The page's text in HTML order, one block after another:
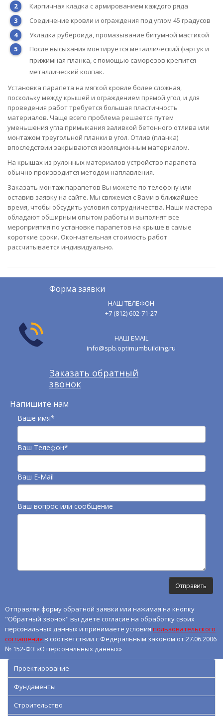
Кирпичная кладка с армированием каждого ряда
Соединение кровли и ограждения под углом 45 градусов
Укладка рубероида, промазывание битумной мастикой
После высыхания монтируется металлический фартук и
прижимная планка, с помощью саморезов крепится
металлический колпак.
Установка парапета на мягкой кровле более сложная,
поскольку между крышей и ограждением прямой угол, и для
проведения работ требуется большая пластичность
материалов. Чаще всего проблема решается путем
уменьшения угла примыкания заливкой бетонного отлива или
монтажом треугольной планки в угол. Отлив (планка)
впоследствии закрываются изоляционным материалом.
На крышах из рулонных материалов устройство парапета
обычно производится методом наплавления.
Заказать монтаж парапетов Вы можете по телефону или
оставив заявку на сайте. Мы свяжемся с Вами в ближайшее
время, чтобы обсудить условия сотрудничества. Наши мастера
обладают обширным опытом работы и выполнят все
мероприятия по установке парапетов на крыше в самые
короткие сроки. Окончательная стоимость работ
рассчитывается индивидуально.
Форма заявки
НАШ ТЕЛЕФОН
+7 (812) 602-71-27
НАШ EMAIL
info@spb.optimumbuilding.ru
Заказать обратный
звонок
Напишите нам
Ваше имя*
Ваш Телефон*
Ваш E-Mail
Ваш вопрос или сообщение
Отправляя форму обратной заявки или нажимая на кнопку
"Обратный звонок" вы даете согласие на обработку своих
персональных данных и принимаете условия пользовательского
соглашения в соответствии с Федеральным законом от 27.06.2006
№ 152-ФЗ «О персональных данных»
Проектирование
Фундаменты
Строительство